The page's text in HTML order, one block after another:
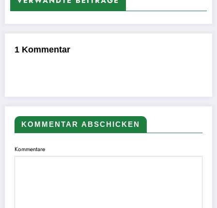
1 Kommentar
KOMMENTAR ABSCHICKEN
Kommentare